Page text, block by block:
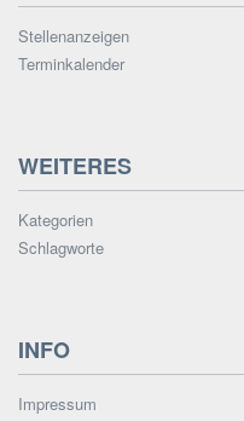
Stellenanzeigen
Terminkalender
WEITERES
Kategorien
Schlagworte
INFO
Impressum